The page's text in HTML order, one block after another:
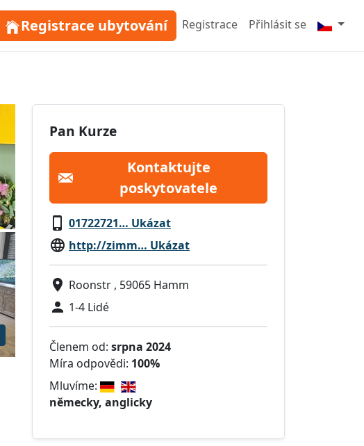
Registrace ubytování Registrace Přihlásit se
Pan Kurze
Kontaktujte
poskytovatele
01722721… Ukázat
http://zimm… Ukázat
Roonstr , 59065 Hamm
1-4 Lidé
Členem od: srpna 2024
Míra odpovědi: 100%
Mluvíme:
německy, anglicky